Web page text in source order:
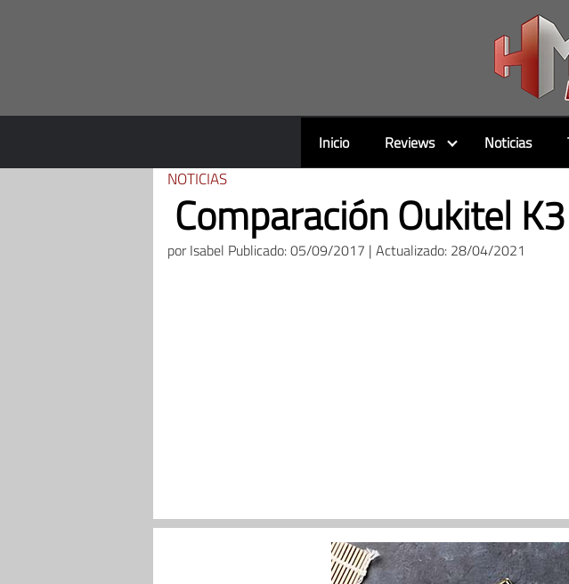
Inicio Reviews Noticias
NOTICIAS
Comparación Oukitel
porIsabel Publicado: 05/09/2017 | Actualizado: 28/04/2021